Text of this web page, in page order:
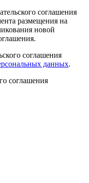
соглашения
размещения на
новой
соглашения
данных.
соглашения